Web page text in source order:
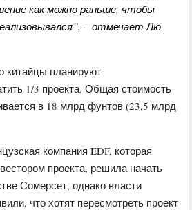
как можно раньше, чтобы
– отмечает Лю
китайцы планируют
1/3 проекта. Общая стоимость
в 18 млрд фунтов (23,5 млрд
компания EDF, которая
проекта, решила начать
Сомерсет, однако власти
что хотят пересмотреть проект